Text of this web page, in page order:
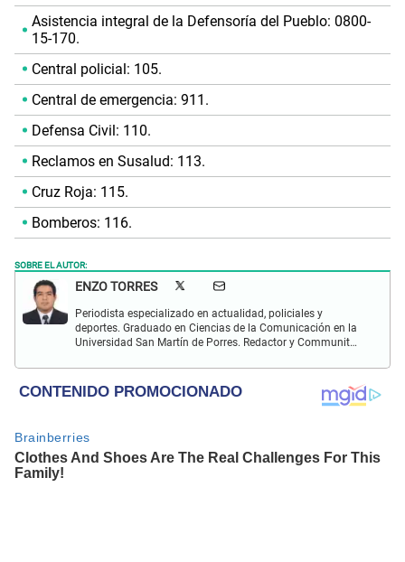
Asistencia integral de la Defensoría del Pueblo: 0800-
15-170.
Central policial: 105.
Central de emergencia: 911.
Defensa Civil: 110.
Reclamos en Susalud: 113.
Cruz Roja: 115.
Bomberos: 116.
SOBRE EL AUTOR:
ENZO TORRES
Periodista especializado en actualidad, policiales y
deportes. Graduado en Ciencias de la Comunicación en la
Universidad San Martín de Porres. Redactor y Communit
con política, fútbol peruano e internacional, economía,
coyuntura nacional y mundial.